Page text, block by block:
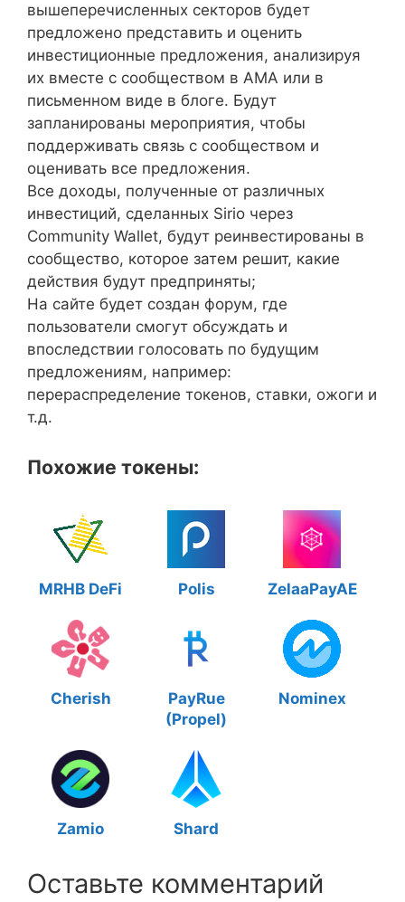
вышеперечисленных секторов будет
предложено представить и оценить
инвестиционные предложения, анализируя
их вместе с сообществом в AMA или в
письменном виде в блоге. Будут
запланированы мероприятия, чтобы
поддерживать связь с сообществом и
оценивать все предложения.
Все доходы, полученные от различных
инвестиций, сделанных Sirio через
Community Wallet, будут реинвестированы в
сообщество, которое затем решит, какие
действия будут предприняты;
На сайте будет создан форум, где
пользователи смогут обсуждать и
впоследствии голосовать по будущим
предложениям, например:
перераспределение токенов, ставки, ожоги и
т.д.
Похожие токены:
MRHB DeFi Polis ZelaaPayAE
Cherish
PayRue
(Propel)
Nominex
Zamio Shard
Оставьте комментарий